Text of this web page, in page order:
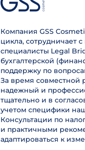
Компания GSS
цикла, сотрудничает
специалисты Legal
бухгалтерской
поддержку по
За время совместной
надежный и
тщательно и в
учетом специфики
Консультации по
и практичными
адаптироваться к